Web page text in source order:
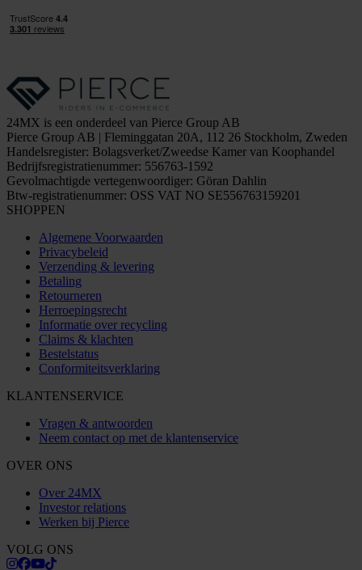
24MX is een onderdeel van Pierce Group AB
Pierce Group AB | Fleminggatan 20A, 112 26 Stockholm, Zweden
Handelsregister: Bolagsverket/Zweedse Kamer van Koophandel
Bedrijfsregistratienummer: 556763-1592
Gevolmachtigde vertegenwoordiger: Göran Dahlin
Btw-registratienummer: OSS VAT NO SE556763159201
SHOPPEN
Algemene Voorwaarden
Privacybeleid
Verzending & levering
Betaling
Retourneren
Herroepingsrecht
Informatie over recycling
Claims & klachten
Bestelstatus
Conformiteitsverklaring
KLANTENSERVICE
Vragen & antwoorden
Neem contact op met de klantenservice
OVER ONS
Over 24MX
Investor relations
Werken bij Pierce
VOLG ONS